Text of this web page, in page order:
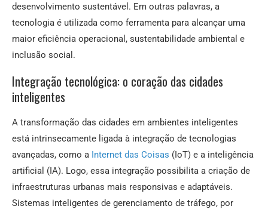
desenvolvimento sustentável. Em outras palavras, a
tecnologia é utilizada como ferramenta para alcançar uma
maior eficiência operacional, sustentabilidade ambiental e
inclusão social.
Integração tecnológica: o coração das cidades
inteligentes
A transformação das cidades em ambientes inteligentes
está intrinsecamente ligada à integração de tecnologias
avançadas, como a Internet das Coisas (IoT) e a inteligência
artificial (IA). Logo, essa integração possibilita a criação de
infraestruturas urbanas mais responsivas e adaptáveis.
Sistemas inteligentes de gerenciamento de tráfego, por